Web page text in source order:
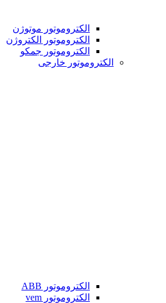
الکتروموتور موتوژن
الکتروموتور الکتروژن
الکتروموتور جمکو
الکتروموتور خارجی
الکتروموتور ABB
الکتروموتور vem